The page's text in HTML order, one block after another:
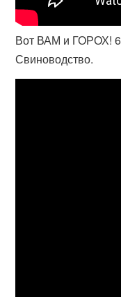
Вот ВАМ и ГОРОХ!
Свиноводство.